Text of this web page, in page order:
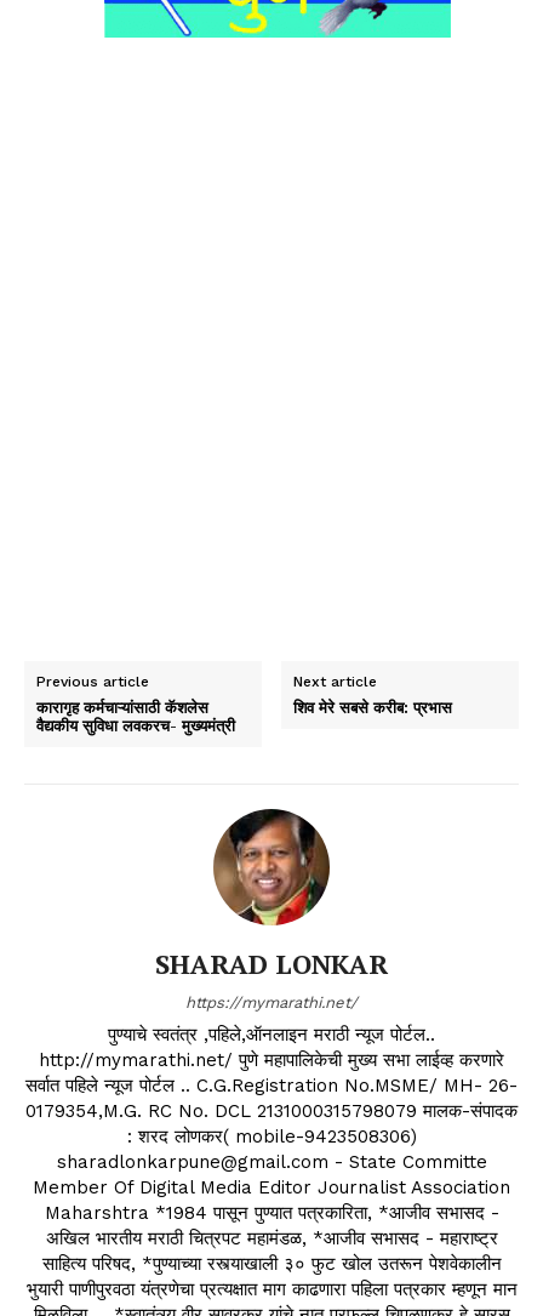
Previous article
कारागृह कर्मचाऱ्यांसाठी कॅशलेस
वैद्यकीय सुविधा लवकरच- मुख्यमंत्री
Next article
शिव मेरे सबसे करीब: प्रभास
SHARAD LONKAR
https://mymarathi.net/
पुण्याचे स्वतंत्र ,पहिले,ऑनलाइन मराठी न्यूज पोर्टल..
http://mymarathi.net/ पुणे महापालिकेची मुख्य सभा लाईव्ह करणारे
सर्वात पहिले न्यूज पोर्टल .. C.G.Registration No.MSME/ MH- 26-
0179354,M.G. RC No. DCL 2131000315798079 मालक-संपादक
: शरद लोणकर( mobile-9423508306)
sharadlonkarpune@gmail.com - State Committe
Member Of Digital Media Editor Journalist Association
Maharshtra *1984 पासून पुण्यात पत्रकारिता, *आजीव सभासद -
अखिल भारतीय मराठी चित्रपट महामंडळ, *आजीव सभासद - महाराष्ट्र
साहित्य परिषद, *पुण्याच्या रस्त्याखाली ३० फुट खोल उतरून पेशवेकालीन
भुयारी पाणीपुरवठा यंत्रणेचा प्रत्यक्षात माग काढणारा पहिला पत्रकार म्हणून मान